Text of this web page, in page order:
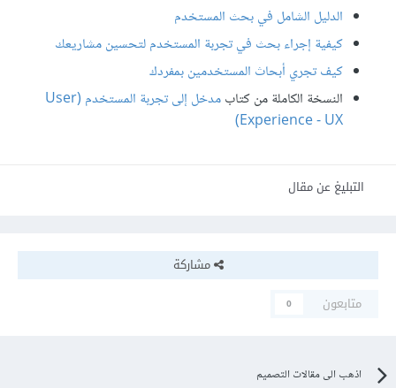
الدليل الشامل في بحث المستخدم
كيفية إجراء بحث في تجربة المستخدم لتحسين مشاريعك
كيف تجري أبحاث المستخدمين بمفردك
النسخة الكاملة من كتاب
مدخل إلى تجربة المستخدم (User
Experience - UX)
التبليغ عن مقال
مشاركة
متابعون
0
اذهب الى مقالات التصميم